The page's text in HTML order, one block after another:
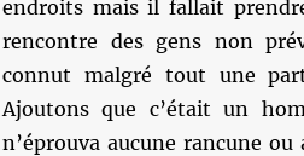
endroits mais il fallait
rencontre des gens non
connut malgré tout une
Ajoutons que c’était un
n’éprouva aucune rancune